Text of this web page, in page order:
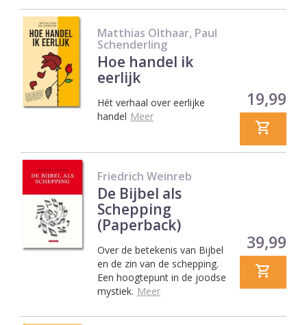
Matthias Olthaar, Paul
Schenderling
Hoe handel ik
eerlijk
Hét verhaal over eerlijke
handel Meer
Prijs
19,99
Friedrich Weinreb
De Bijbel als
Schepping
(Paperback)
Over de betekenis van Bijbel
en de zin van de schepping.
Een hoogtepunt in de joodse
mystiek. Meer
Prijs
39,99